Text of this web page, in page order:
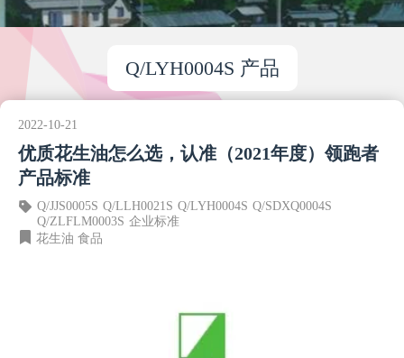
Q/LYH0004S 产品
2022-10-21
优质花生油怎么选，认准（2021年度）领跑者
产品标准
Q/JJS0005S Q/LLH0021S Q/LYH0004S Q/SDXQ0004S
Q/ZLFLM0003S 企业标准
花生油 食品